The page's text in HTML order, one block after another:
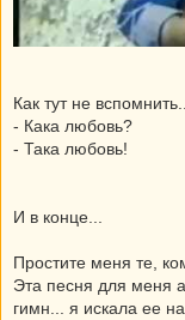
Как тут не
- Кака любовь?
- Така любовь!
И в конце...
Простите меня те,
Эта песня для меня
гимн... я искала ее